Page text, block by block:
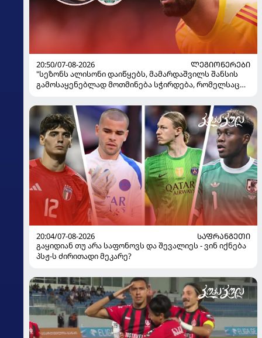
20:50/07-08-2026
ᲚᲔᲒᲘᲝᲜᲔᲠᲔᲑᲘ
"სეზონს ალისონი დაიწყებს, მამარდაშვილს შანსის
გამოსაყენებლად მოთმინება სჭირდება, რომელსაც
ყოფილმა მეკარემ
20:04/07-08-2026
ᲡᲐᲤᲠᲐᲜᲒᲔᲗᲘ
გაყიდიან თუ არა საფონოვს და შევალიეს - ვინ იქნება
პსჟ-ს ძირითადი მეკარე?